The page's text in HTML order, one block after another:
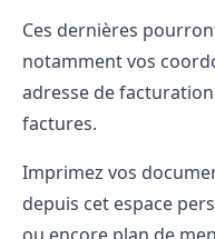
Ces dernières
notamment vos
adresse de
factures.
Imprimez vos
depuis cet espace
ou encore plan de